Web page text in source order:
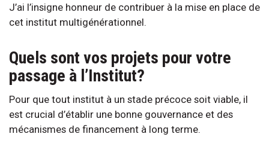
J’ai l’insigne honneur de contribuer à la mise en place de
cet institut multigénérationnel.
Quels sont vos projets pour votre
passage à l’Institut?
Pour que tout institut à un stade précoce soit viable, il
est crucial d’établir une bonne gouvernance et des
mécanismes de financement à long terme.